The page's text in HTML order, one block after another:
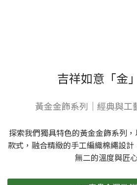
吉祥如意「金
黃金金飾系列｜經典與工
探索我們獨具特色的黃金金飾系列
款式，融合精緻的手工編織棉繩設
無二的溫度與匠